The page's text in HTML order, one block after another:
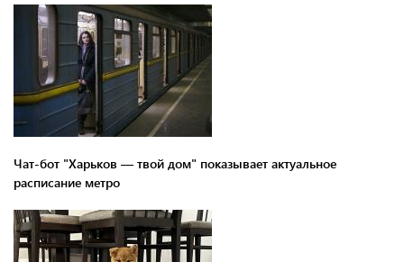
Чат-бот "Харьков — твой дом" показывает актуальное
расписание метро